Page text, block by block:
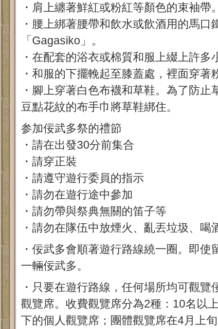
・肩上纏著鮮紅或粉紅等顏色的束袖帶
・腰上綁著腰帶和飲水或飲酒用的馬口
「Gagasiko」。
・在配套的浴衣或棉質和服上綴上許多
・和服的下擺輓起至膝蓋處，裡面穿著
・腳上穿著白色布襪和草鞋。為了防
豆點花紋的布手巾將草鞋綁住。
参加佞武多祭的禮節
・請在出發30分前集合
・請穿正裝
・請遵守遊行委員的指示
・請勿在遊行途中參加
・請勿帶與祭典無關的笛子等
・請勿在隊伍中放煙火、亂丟垃圾、喝
・佞武多會順著遊行路線繞一圈。即
一輛佞武多。
・只要在遊行路線，任何場所均可觀
觀覽席。收費觀覽席分為2種：10名以
下的個人觀覽席；團體觀覽席在4月上